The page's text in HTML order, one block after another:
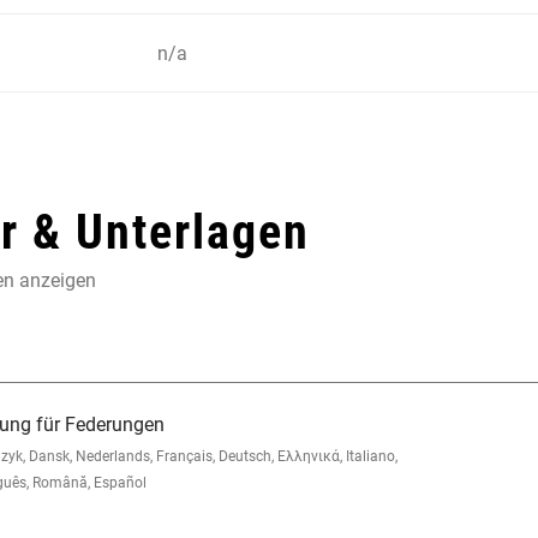
n/a
& Unterlagen
anzeigen
für Federungen
Dansk, Nederlands, Français, Deutsch, Ελληνικά, Italiano,
Română, Español